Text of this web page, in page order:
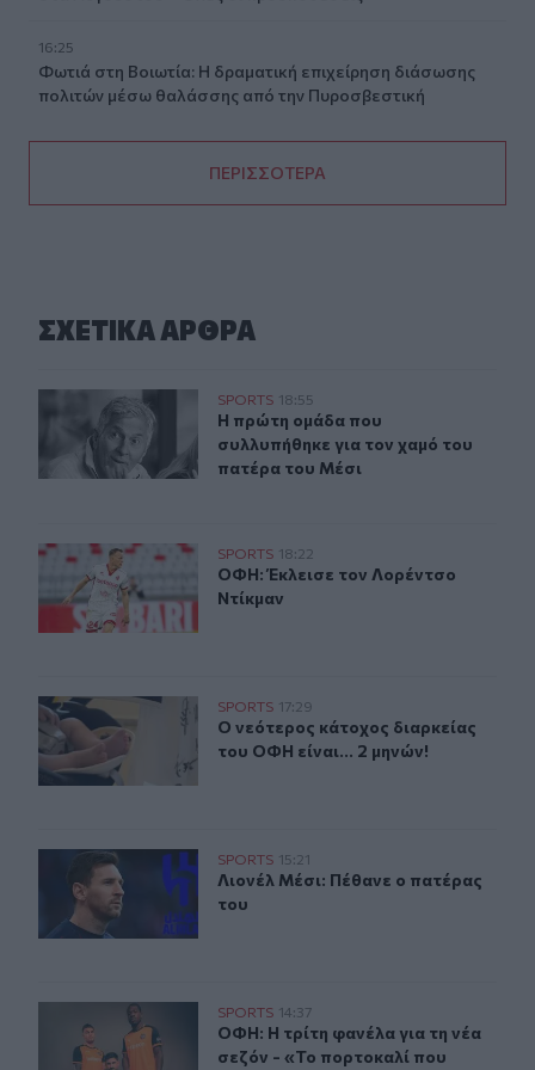
16:25
Φωτιά στη Βοιωτία: Η δραματική επιχείρηση διάσωσης
πολιτών μέσω θαλάσσης από την Πυροσβεστική
ΠΕΡΙΣΣΟΤΕΡΑ
ΣΧΕΤΙΚA AΡΘΡΑ
Η πρώτη ομάδα που συλλυπήθηκε για τον χαμό του
SPORTS 18:55
Η πρώτη ομάδα που συλλυπήθηκε
Η πρώτη ομάδα που
συλλυπήθηκε για τον χαμό του
πατέρα του Μέσι
ΟΦΗ: Έκλεισε τον Λορέντσο Ντίκμαν
SPORTS 18:22
ΟΦΗ: Έκλεισε τον Λορέντσο
ΟΦΗ: Έκλεισε τον Λορέντσο
Ντίκμαν
Ο νεότερος κάτοχος διαρκείας του ΟΦΗ είναι... 2
SPORTS 17:29
Ο νεότερος κάτοχος διαρκείας
Ο νεότερος κάτοχος διαρκείας
του ΟΦΗ είναι... 2 μηνών!
Λιονέλ Μέσι: Πέθανε ο πατέρας του
SPORTS 15:21
Λιονέλ Μέσι: Πέθανε ο πατέρας του
Λιονέλ Μέσι: Πέθανε ο πατέρας
του
ΟΦΗ: Η τρίτη φανέλα για τη νέα σεζόν - «Το
SPORTS 14:37
ΟΦΗ: Η τρίτη φανέλα για τη νέα
ΟΦΗ: Η τρίτη φανέλα για τη νέα
σεζόν - «Το πορτοκαλί που